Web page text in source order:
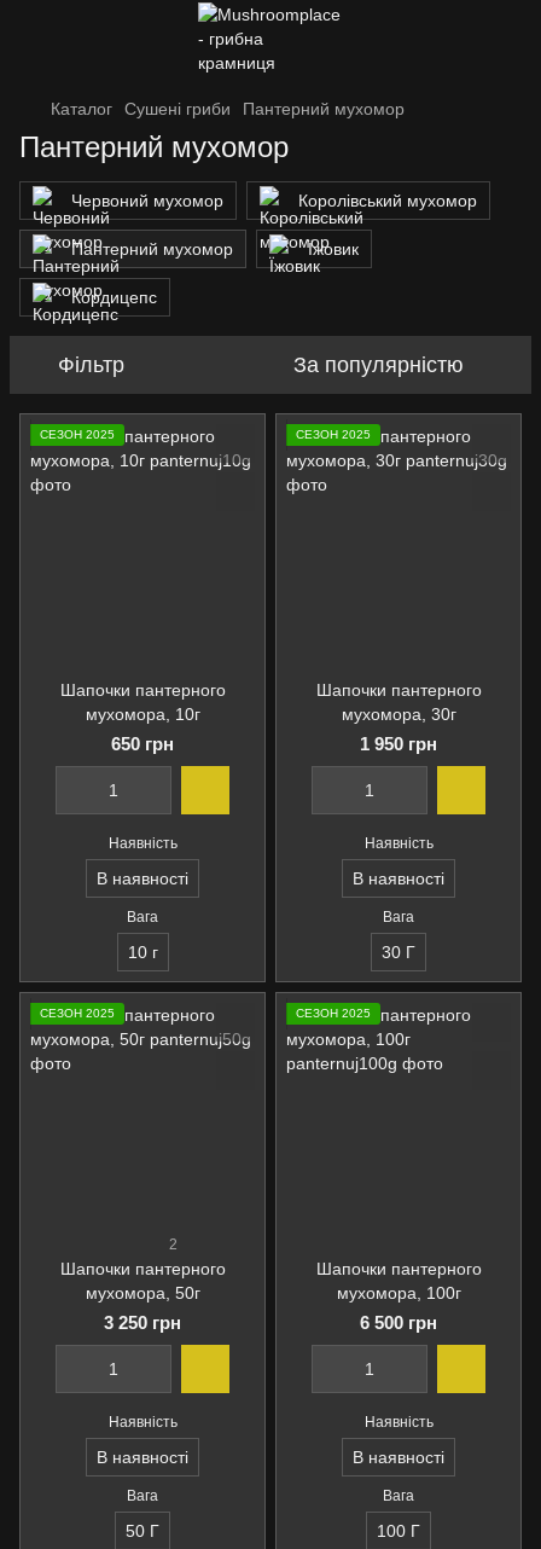
Каталог Сушені гриби Пантерний мухомор
Пантерний мухомор
Червоний мухомор Королівський мухомор
Пантерний мухомор Їжовик
Кордицепс
Фільтр За популярністю
СЕЗОН 2025
Шапочки пантерного
мухомора, 10г
650 грн
Наявність
В наявності
Вага
10 г
СЕЗОН 2025
Шапочки пантерного
мухомора, 30г
1 950 грн
Наявність
В наявності
Вага
30 Г
СЕЗОН 2025
2
Шапочки пантерного
мухомора, 50г
3 250 грн
Наявність
В наявності
Вага
50 Г
СЕЗОН 2025
Шапочки пантерного
мухомора, 100г
6 500 грн
Наявність
В наявності
Вага
100 Г